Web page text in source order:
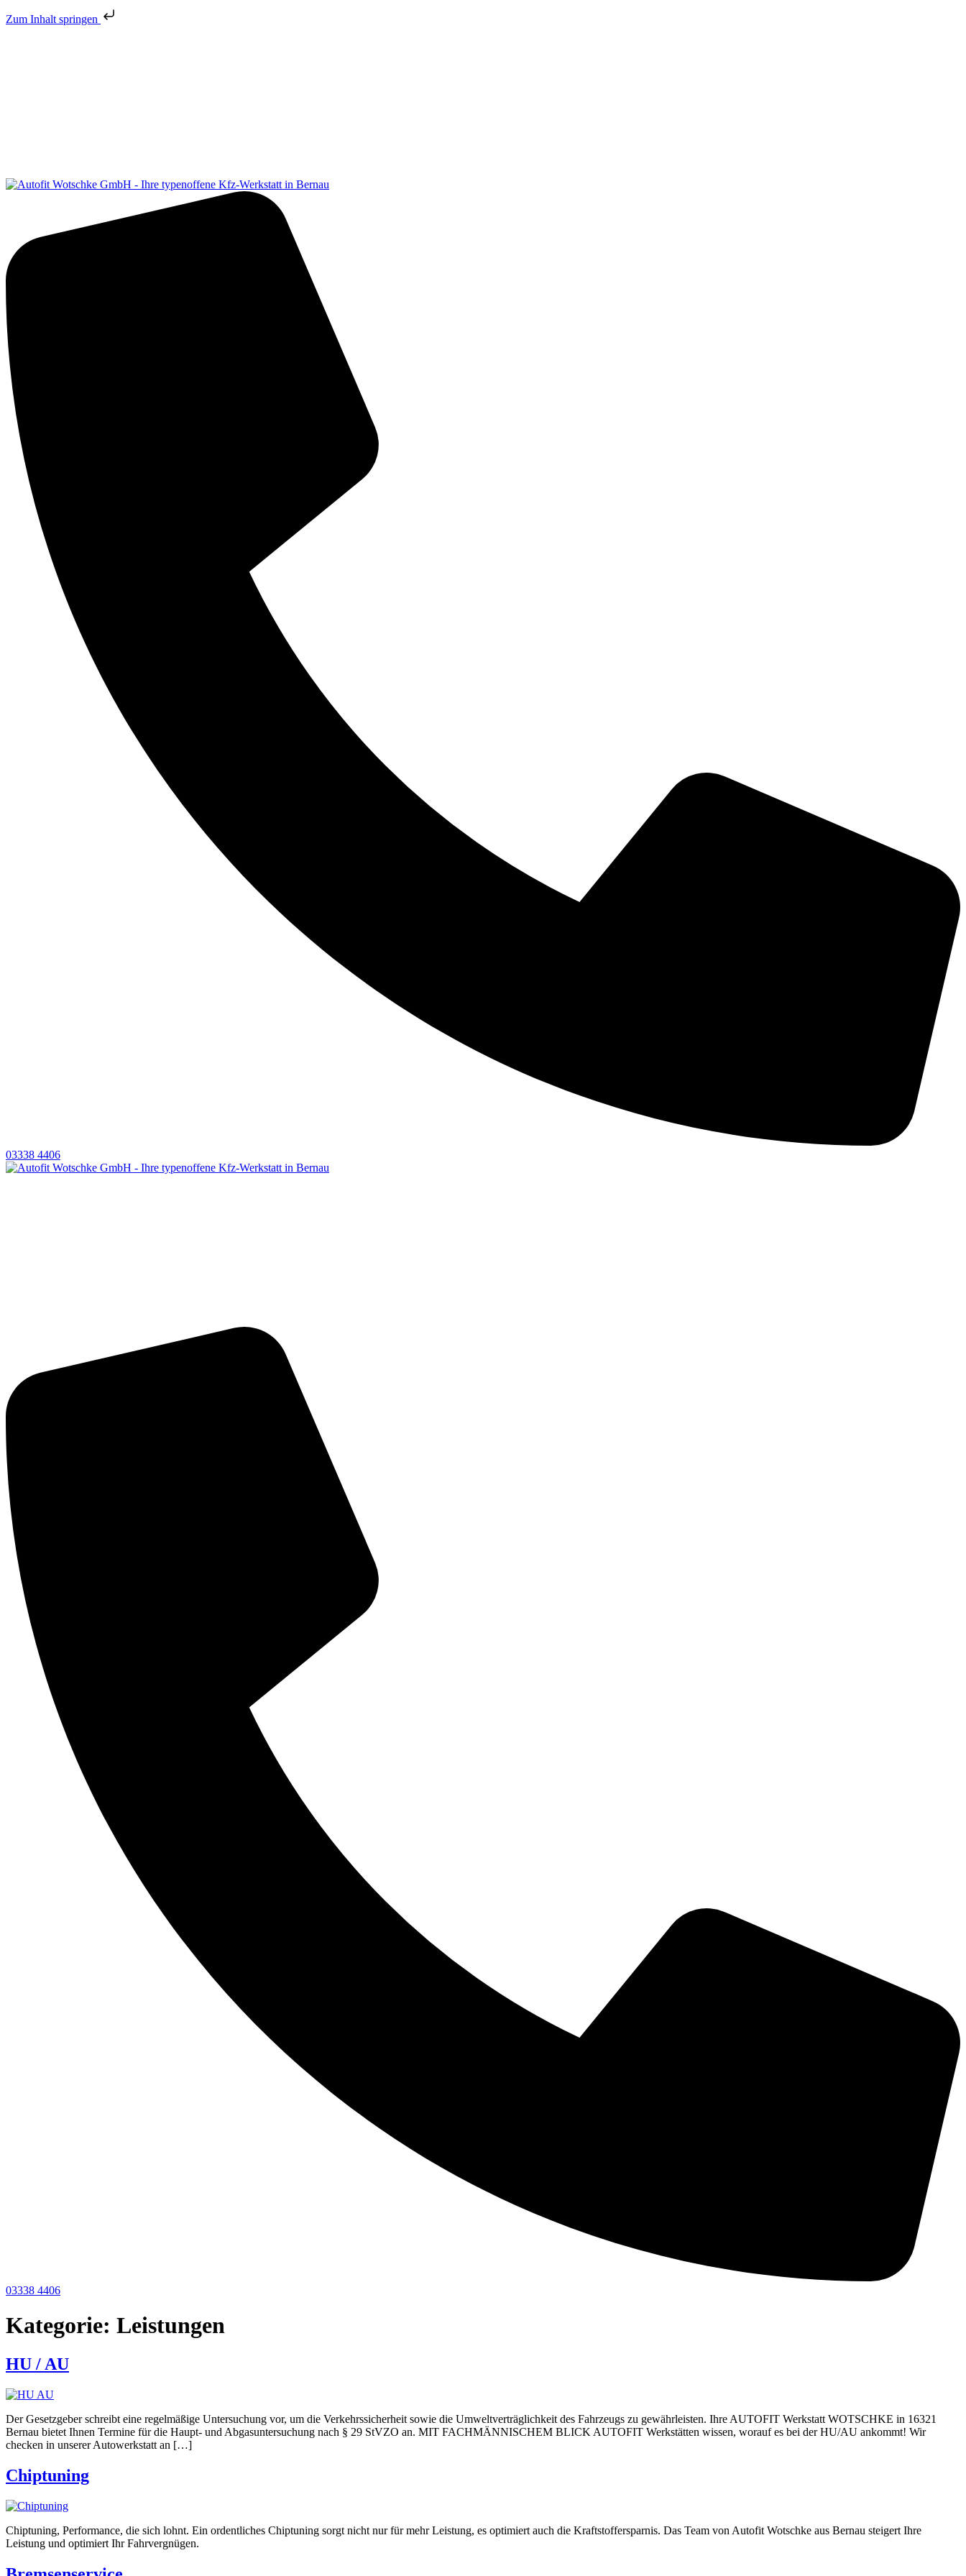
Zum Inhalt springen
03338 4406
03338 4406
Kategorie: Leistungen
HU / AU
Der Gesetzgeber schreibt eine regelmäßige Untersuchung vor, um die Verkehrssicherheit sowie die Umweltverträglichkeit des Fahrzeugs zu gewährleisten. Ihre AUTOFIT Werkstatt WOTSCHKE in 16321
Bernau bietet Ihnen Termine für die Haupt- und Abgasuntersuchung nach § 29 StVZO an. MIT FACHMÄNNISCHEM BLICK AUTOFIT Werkstätten wissen, worauf es bei der HU/AU ankommt! Wir
checken in unserer Autowerkstatt an […]
Chiptuning
Chiptuning, Performance, die sich lohnt. Ein ordentliches Chiptuning sorgt nicht nur für mehr Leistung, es optimiert auch die Kraftstoffersparnis. Das Team von Autofit Wotschke aus Bernau steigert Ihre
Leistung und optimiert Ihr Fahrvergnügen.